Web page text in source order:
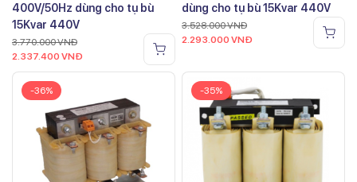
400V/50Hz dùng cho tụ bù
15Kvar 440V
3.770.000VNĐ
2.337.400 VNĐ
dùng cho tụ bù 15Kvar 440V
3.528.000VNĐ
2.293.000 VNĐ
-36% -35%